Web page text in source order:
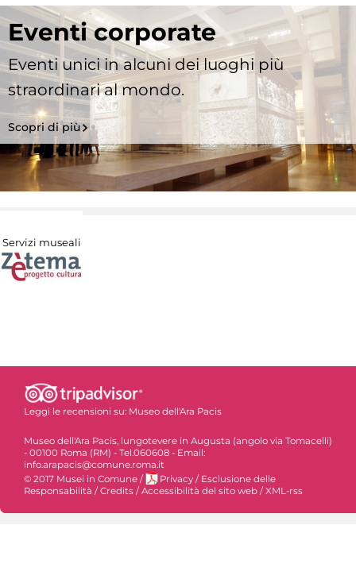
Eventi corporate
Eventi unici in alcuni dei luoghi più
straordinari al mondo.
Scopri di più
Servizi museali
Leggi le recensioni su: Museo dell'Ara Pacis
Museo dell'Ara Pacis, lungotevere in Augusta (angolo via Tomacelli)
- 00100 Roma (RM) - Tel.060608 - Email:
info.arapacis@comune.roma.it
© 2017 Musei in Comune / Privacy / Esclusione delle
Responsabilità /Credits /Accessibilità del sito web /XML-rss